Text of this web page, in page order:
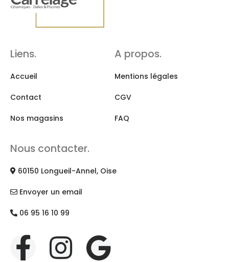
Liens.
Accueil
Contact
Nos magasins
A propos.
Mentions légales
CGV
FAQ
Nous contacter.
60150 Longueil-Annel, Oise
Envoyer un email
06 95 16 10 99